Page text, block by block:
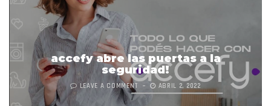
accefy abre las puertas a la
seguridad!
LEAVE A COMMENT ABRIL 2, 2022